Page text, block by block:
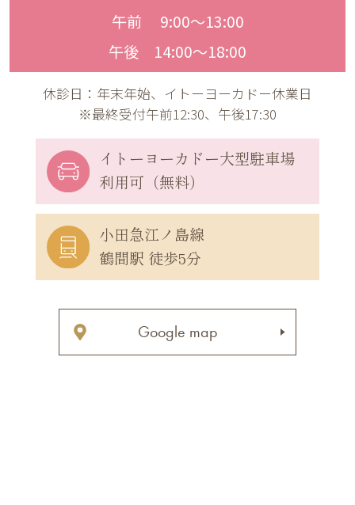
午前 9:00〜13:00
午後 14:00〜18:00
休診日：年末年始、イトーヨーカドー休業日
※最終受付午前12:30、午後17:30
イトーヨーカドー大型駐車場
利用可（無料）
小田急江ノ島線
鶴間駅 徒歩5分
Google map